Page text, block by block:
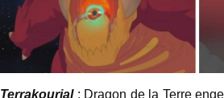
Terrakourial: Dragon de la Terre